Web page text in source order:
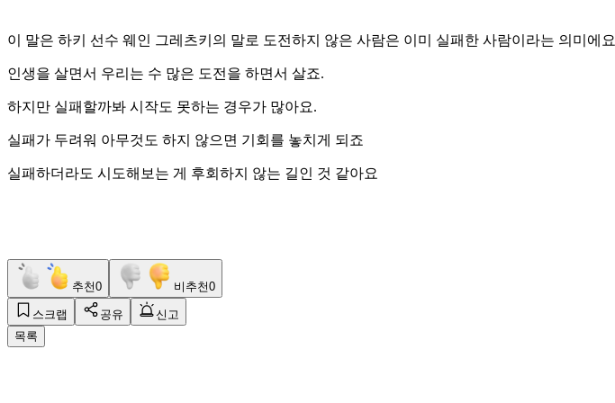
이 말은 하키 선수 웨인 그레츠키의 말로 도전하지 않은 사람은 이미 실패한 사람이라는 의미에요
인생을 살면서 우리는 수 많은 도전을 하면서 살죠.
하지만 실패할까봐 시작도 못하는 경우가 많아요.
실패가 두려워 아무것도 하지 않으면 기회를 놓치게 되죠
실패하더라도 시도해보는 게 후회하지 않는 길인 것 같아요
추천0 비추천0
스크랩 공유
신고
목록